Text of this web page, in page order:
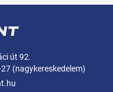
út 92.
(nagykereskedelem)